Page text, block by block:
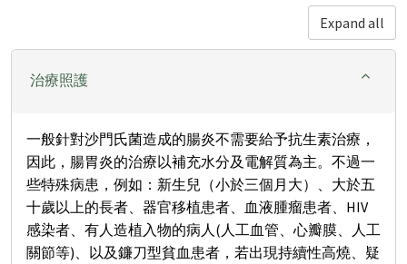
Expand all
治療照護
一般針對沙門氏菌造成的腸炎不需要給予抗生素治療，
因此，腸胃炎的治療以補充水分及電解質為主。不過一
些特殊病患，例如：新生兒（小於三個月大）、大於五
十歲以上的長者、器官移植患者、血液腫瘤患者、HIV
感染者、有人造植入物的病人(人工血管、心瓣膜、人工
關節等)、以及鐮刀型貧血患者，若出現持續性高燒、疑